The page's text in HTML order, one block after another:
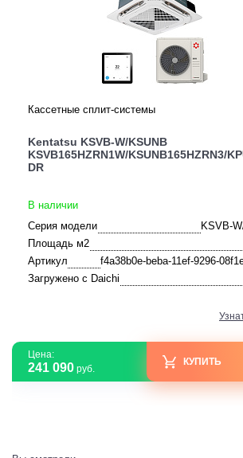
Кассетные сплит-системы
Kentatsu KSVB-W/KSUNB
KSVB165HZRN1W/KSUNB165HZRN3/
DR
В наличии
Серия модели
KSVB-
Площадь м2
Артикул
f4a38b0e-beba-11ef-9296-
Загружено с Daichi
Цена:
241 090 руб.
КУПИТЬ